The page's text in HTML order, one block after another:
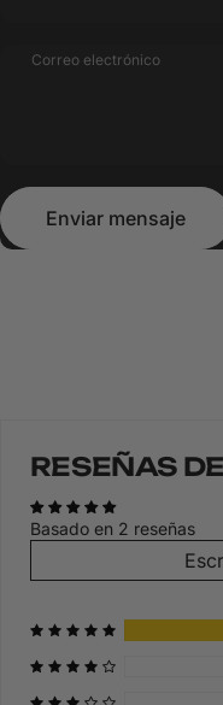
Correo electrónico
Enviar mensaje
Enviar mensaje
RESEÑAS
Basado en 2 reseñas